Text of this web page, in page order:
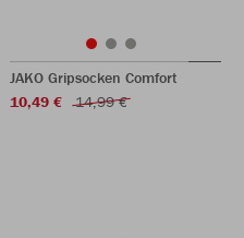
JAKO Gripsocken Comfort
10,49 €
14,99 €